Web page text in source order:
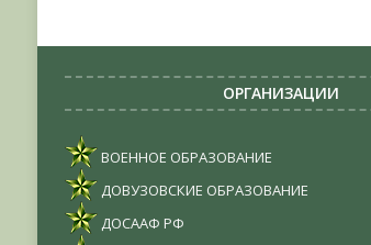
ОРГАНИЗАЦИИ
ВОЕННОЕ ОБРАЗОВАНИЕ
ДОВУЗОВСКИЕ ОБРАЗОВАНИЕ
ДОСААФ РФ